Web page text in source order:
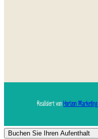
Realisiert vonHorizon Marketing
Buchen Sie Ihren Aufenthalt